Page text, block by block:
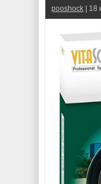
pooshock | 18